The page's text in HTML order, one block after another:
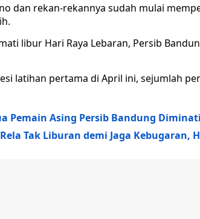
dan rekan-rekannya sudah mulai
libur Hari Raya Lebaran, Persib
latihan pertama di April ini, sejumlah
Pemain Asing Persib Bandung
Tak Liburan demi Jaga Kebugaran,